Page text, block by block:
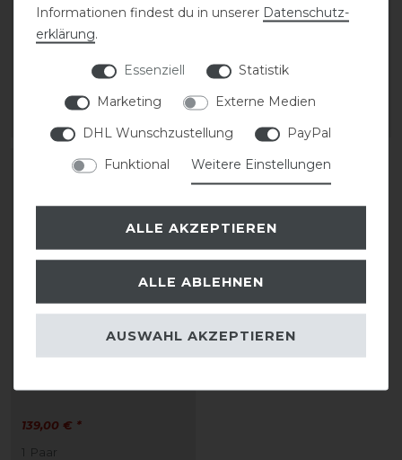
Reitstiefel
Dressage Reitstiefel
379,00 € *
139,00 € *
1 Paar
Informationen findest du in unserer Daten­schutz­
erklärung.
Essenziell
Statistik
Marketing
Externe Medien
DHL Wunschzustellung
PayPal
Funktional
Weitere Einstellungen
ALLE AKZEPTIEREN
ALLE ABLEHNEN
AUSWAHL AKZEPTIEREN